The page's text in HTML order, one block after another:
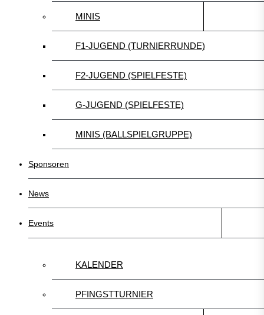
MINIS
F1-JUGEND (TURNIERRUNDE)
F2-JUGEND (SPIELFESTE)
G-JUGEND (SPIELFESTE)
MINIS (BALLSPIELGRUPPE)
Sponsoren
News
Events
KALENDER
PFINGSTTURNIER